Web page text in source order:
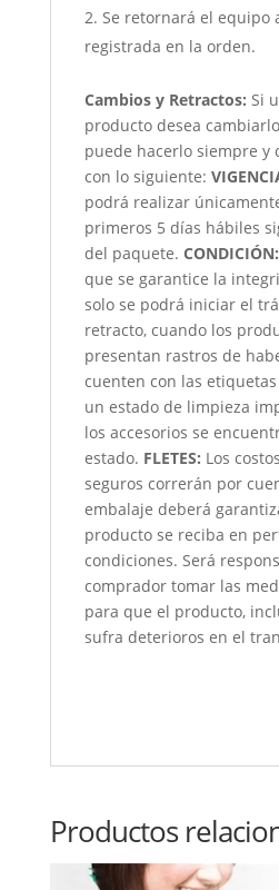
Se retornará el equipo
registrada en la orden.
Cambios y Retractos: Si
producto desea
puede hacerlo siempre y
con lo siguiente:
podrá realizar
primeros 5 días hábiles
del paquete. CONDICIÓN:
que se garantice la
solo se podrá iniciar el
retracto, cuando los
presentan rastros de
cuenten con las
un estado de limpieza
los accesorios se
estado. FLETES: Los
seguros correrán por
embalaje deberá
producto se reciba en
condiciones. Será
comprador tomar las
para que el producto,
sufra deterioros en el
Productos